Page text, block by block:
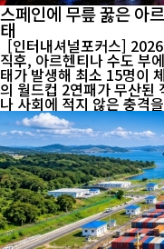
스페인에 무릎 꿇은 아
태
[인터내셔널포커스]
직후, 아르헨티나 수도 부
태가 발생해 최소 15명이
의 월드컵 2연패가 무산된